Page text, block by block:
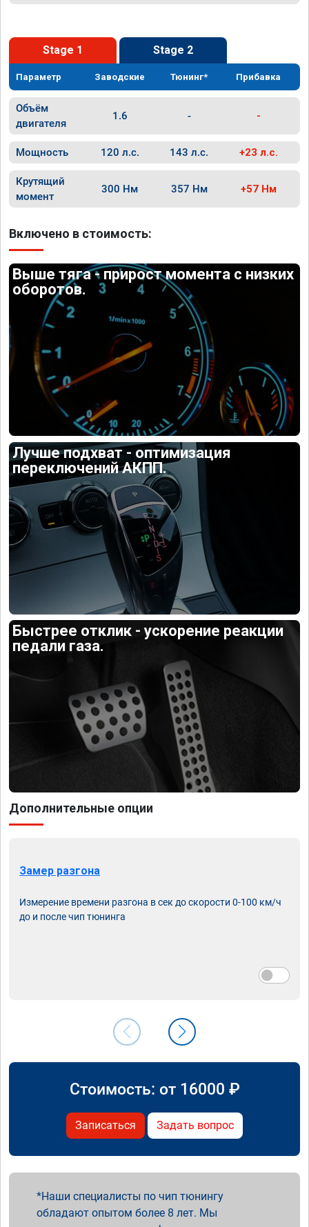
Stage 1 Stage 2
Параметр Заводские Тюнинг* Прибавка
Объём
двигателя
1.6 - -
Мощность 120 л.с. 143 л.с. +23 л.с.
Крутящий
момент
300 Нм 357 Нм +57 Нм
Включено в стоимость:
Выше тяга - прирост момента с низких
оборотов.
Лучше подхват - оптимизация
переключений АКПП.
Быстрее отклик - ускорение реакции
педали газа.
Дополнительные опции
Замер разгона
Измерение времени разгона в сек до скорости 0-100 км/ч
до и после чип тюнинга
Стоимость: от 16000 ₽
Записаться Задать вопрос
Наши специалисты по чип тюнингу
обладают опытом более 8 лет. Мы